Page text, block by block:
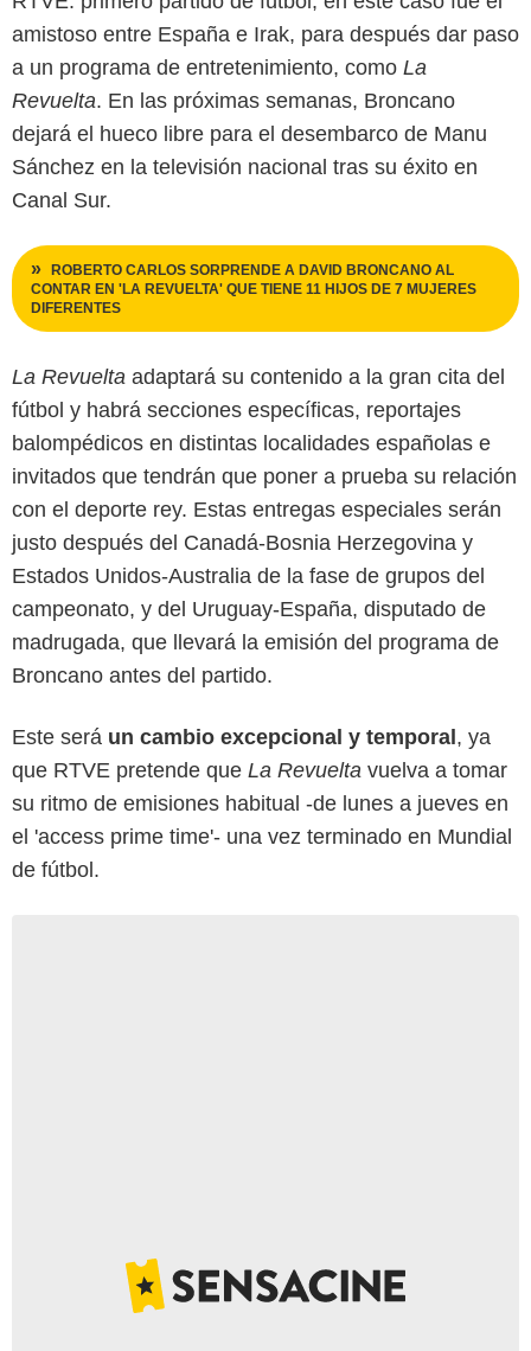
amistoso entre España e Irak, para después dar paso
a un programa de entretenimiento, como La
Revuelta. En las próximas semanas, Broncano
dejará el hueco libre para el desembarco de Manu
Sánchez en la televisión nacional tras su éxito en
Canal Sur.
ROBERTO CARLOS SORPRENDE A DAVID BRONCANO AL
CONTAR EN 'LA REVUELTA' QUE TIENE 11 HIJOS DE 7 MUJERES
DIFERENTES
La Revuelta adaptará su contenido a la gran cita del
fútbol y habrá secciones específicas, reportajes
balompédicos en distintas localidades españolas e
invitados que tendrán que poner a prueba su relación
con el deporte rey. Estas entregas especiales serán
justo después del Canadá-Bosnia Herzegovina y
Estados Unidos-Australia de la fase de grupos del
campeonato, y del Uruguay-España, disputado de
madrugada, que llevará la emisión del programa de
Broncano antes del partido.
Este será un cambio excepcional y temporal , ya
que RTVE pretende que La Revuelta vuelva a tomar
su ritmo de emisiones habitual -de lunes a jueves en
el 'access prime time'- una vez terminado en Mundial
de fútbol.